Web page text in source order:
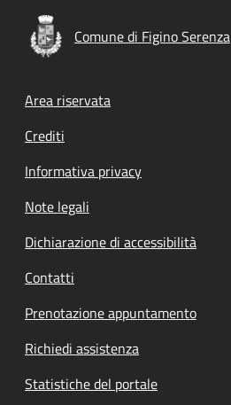
Comune di Figino Serenza
Footer menu
Area riservata
Crediti
Informativa privacy
Note legali
Dichiarazione di accessibilità
Contatti
Prenotazione appuntamento
Richiedi assistenza
Statistiche del portale